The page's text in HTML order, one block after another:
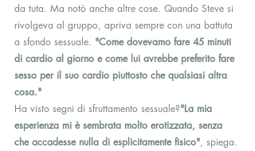
da tuta. Ma notò anche altre cose. Quando Steve si
rivolgeva al gruppo, apriva sempre con una battuta
a sfondo sessuale. "Come dovevamo fare 45 minuti
di cardio al giorno e come lui avrebbe preferito fare
sesso per il suo cardio piuttosto che qualsiasi altra
cosa."
Ha visto segni di sfruttamento sessuale?"La mia
esperienza mi è sembrata molto erotizzata, senza
che accadesse nulla di esplicitamente fisico", spiega.